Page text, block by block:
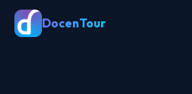
DocenTour